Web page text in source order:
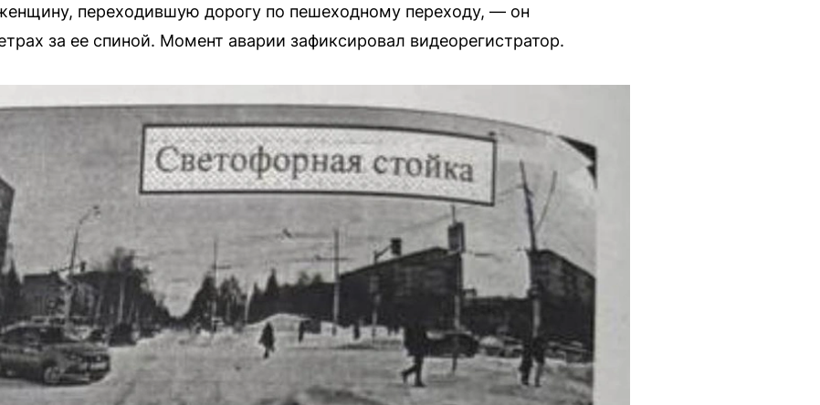
переходившую дорогу по пешеходному переходу, — он
за ее спиной. Момент аварии зафиксировал видеорегистратор.